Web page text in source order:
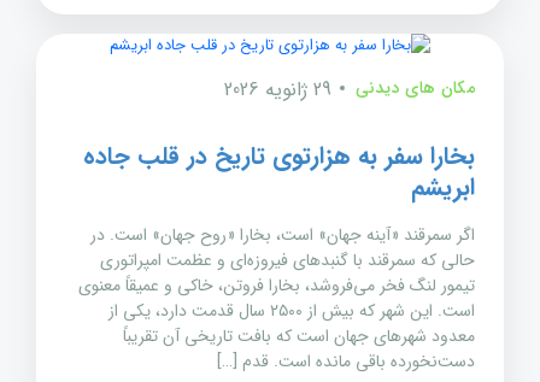
مکان های دیدنی 29 ژانویه 2026
بخارا سفر به هزارتوی تاریخ در قلب جاده
ابریشم
اگر سمرقند «آینه جهان» است، بخارا «روح جهان» است. در
حالی که سمرقند با گنبدهای فیروزه‌ای و عظمت امپراتوری
تیمور لنگ فخر می‌فروشد، بخارا فروتن، خاکی و عمیقاً معنوی
است. این شهر که بیش از ۲۵۰۰ سال قدمت دارد، یکی از
معدود شهرهای جهان است که بافت تاریخی آن تقریباً
دست‌نخورده باقی مانده است. قدم […]